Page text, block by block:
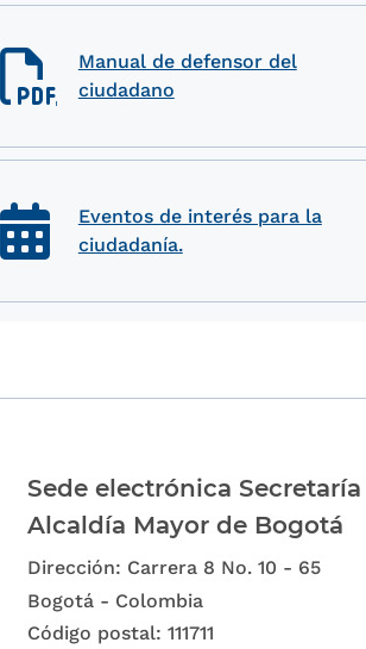
Menu
Manual de defensor del
ciudadano
Eventos de interés para la
ciudadanía.
Sede electrónica Secretaría
Alcaldía Mayor de Bogotá
Dirección: Carrera 8 No. 10 - 65
Bogotá - Colombia
Código postal: 111711